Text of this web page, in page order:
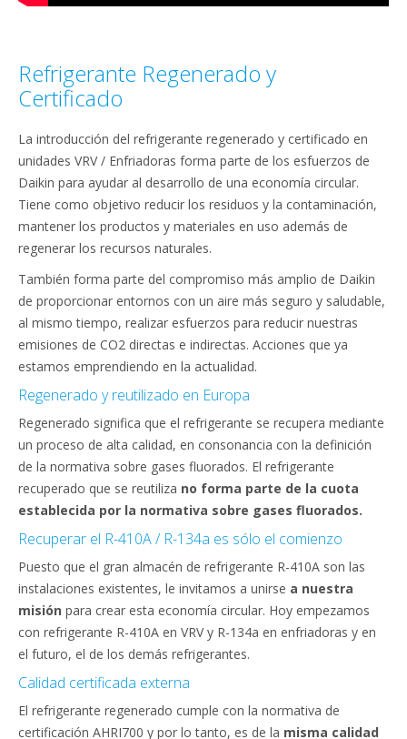
Refrigerante Regenerado y
Certificado
La introducción del refrigerante regenerado y certificado en
unidades VRV / Enfriadoras forma parte de los esfuerzos de
Daikin para ayudar al desarrollo de una economía circular.
Tiene como objetivo reducir los residuos y la contaminación,
mantener los productos y materiales en uso además de
regenerar los recursos naturales.
También forma parte del compromiso más amplio de Daikin
de proporcionar entornos con un aire más seguro y saludable,
al mismo tiempo, realizar esfuerzos para reducir nuestras
emisiones de CO2 directas e indirectas. Acciones que ya
estamos emprendiendo en la actualidad.
Regenerado y reutilizado en Europa
Regenerado significa que el refrigerante se recupera mediante
un proceso de alta calidad, en consonancia con la definición
de la normativa sobre gases fluorados. El refrigerante
recuperado que se reutiliza no forma parte de la cuota
establecida por la normativa sobre gases fluorados.
Recuperar el R-410A / R-134a es sólo el comienzo
Puesto que el gran almacén de refrigerante R-410A son las
instalaciones existentes, le invitamos a unirse a nuestra
misión para crear esta economía circular. Hoy empezamos
con refrigerante R-410A en VRV y R-134a en enfriadoras y en
el futuro, el de los demás refrigerantes.
Calidad certificada externa
El refrigerante regenerado cumple con la normativa de
certificación AHRI700 y por lo tanto, es de la misma calidad